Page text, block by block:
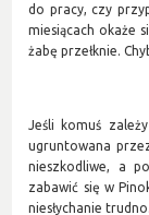
do pracy, czy
miesiącach okaże
żabę przełknie.
Jeśli komuś
ugruntowana
nieszkodliwe, a
zabawić się w
niesłychanie trudno.